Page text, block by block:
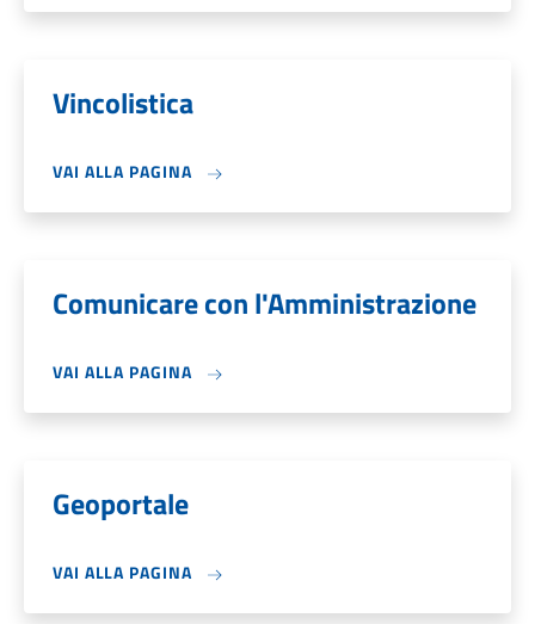
Vincolistica
VAI ALLA PAGINA
Comunicare con l'Amministrazione
VAI ALLA PAGINA
Geoportale
VAI ALLA PAGINA